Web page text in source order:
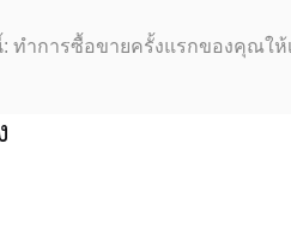
ทำการซื้อขายครั้งแรกของคุณใ